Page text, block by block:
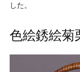
した。
色絵銹絵菊